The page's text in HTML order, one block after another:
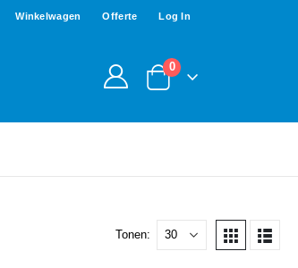
Winkelwagen Offerte Log In
0
Tonen: